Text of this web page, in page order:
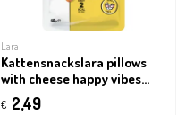
Lara
Kattensnackslara pillows
with cheese happy vibes
treats 60g
€ 2,49